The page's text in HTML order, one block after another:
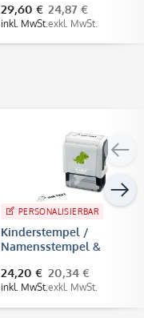
29,60 €
inkl. MwSt.
24,87 €
exkl. MwSt.
PERSONALISIERBAR
Kinderstempel /
Namensstempel &
Trodat Printy 4912
24,20 €
inkl. MwSt.
20,34 €
exkl. MwSt.